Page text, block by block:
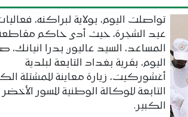
تواصلت اليوم، بولاية لبراكنه،
عيد الشجرة، حيث أدى حاكم
المساعد، السيد عاليون بدرا انيانك،
اليوم، بقرية بغداد التابعة لبلدية
أغشوركيت، زيارة معاينة للمشتلة
التابعة للوكالة الوطنية للسور الأخضر
الكبير.